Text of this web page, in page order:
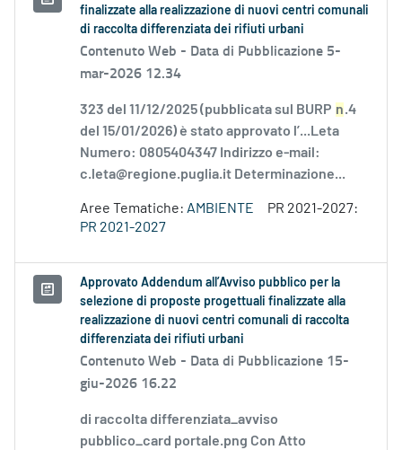
finalizzate alla realizzazione di nuovi centri comunali
di raccolta differenziata dei rifiuti urbani
Contenuto Web - Data di Pubblicazione 5-
mar-2026 12.34
323 del 11/12/2025 (pubblicata sul BURP n.4
del 15/01/2026) è stato approvato l’...Leta
Numero: 0805404347 Indirizzo e-mail:
c.leta@regione.puglia.it Determinazione...
Aree Tematiche: AMBIENTE
PR 2021-2027:
PR 2021-2027
Approvato Addendum all’Avviso pubblico per la
selezione di proposte progettuali finalizzate alla
realizzazione di nuovi centri comunali di raccolta
differenziata dei rifiuti urbani
Contenuto Web - Data di Pubblicazione 15-
giu-2026 16.22
di raccolta differenziata_avviso
pubblico_card portale.png Con Atto